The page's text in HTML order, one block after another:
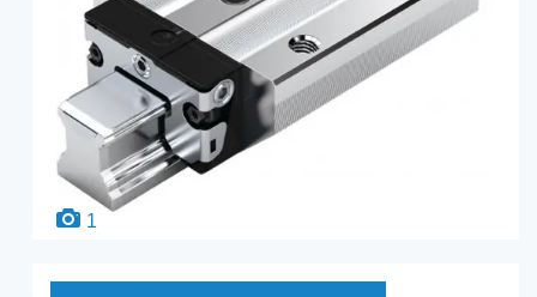
1